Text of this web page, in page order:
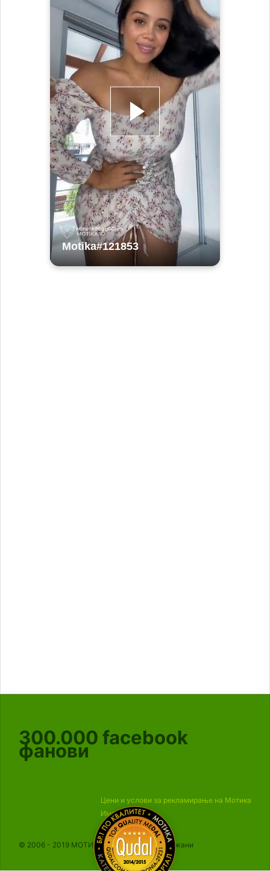
300.000 facebook
фанови
Цени и услови за рекламирање на Мотика
Импресум
© 2006 - 2019 МОТИКА, Сите права се задржани